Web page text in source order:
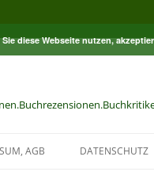
AGB DATENSCHUTZ
diese Webseite nutzen,